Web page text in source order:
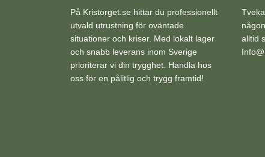
På Kristorget.se hittar du professionellt
utvald utrustning för oväntade
situationer och kriser. Med lokalt lager
och snabb leverans inom Sverige
prioriterar vi din trygghet. Handla hos
oss för en pålitlig och trygg framtid!
alltid